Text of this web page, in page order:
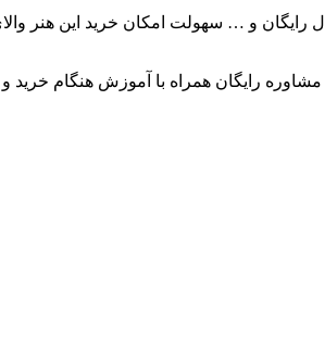
رایگان و … سهولت امکان خرید این هنر
رایگان همراه با آموزش هنگام خرید